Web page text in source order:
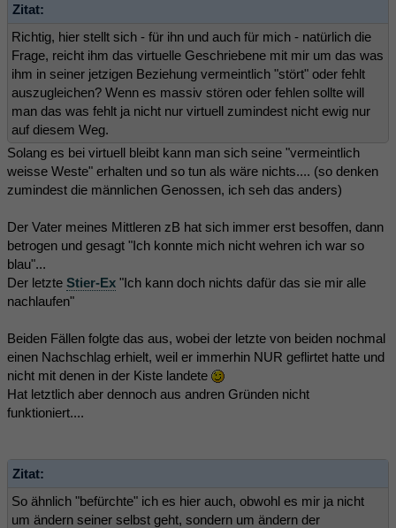
Zitat:
Richtig, hier stellt sich - für ihn und auch für mich - natürlich die
Frage, reicht ihm das virtuelle Geschriebene mit mir um das was
ihm in seiner jetzigen Beziehung vermeintlich "stört" oder fehlt
auszugleichen? Wenn es massiv stören oder fehlen sollte will
man das was fehlt ja nicht nur virtuell zumindest nicht ewig nur
auf diesem Weg.
Solang es bei virtuell bleibt kann man sich seine "vermeintlich
weisse Weste" erhalten und so tun als wäre nichts.... (so denken
zumindest die männlichen Genossen, ich seh das anders)
Der Vater meines Mittleren zB hat sich immer erst besoffen, dann
betrogen und gesagt "Ich konnte mich nicht wehren ich war so
blau"...
Der letzte Stier-Ex "Ich kann doch nichts dafür das sie mir alle
nachlaufen"
Beiden Fällen folgte das aus, wobei der letzte von beiden nochmal
einen Nachschlag erhielt, weil er immerhin NUR geflirtet hatte und
nicht mit denen in der Kiste landete
Hat letztlich aber dennoch aus andren Gründen nicht
funktioniert....
Zitat:
So ähnlich "befürchte" ich es hier auch, obwohl es mir ja nicht
um ändern seiner selbst geht, sondern um ändern der